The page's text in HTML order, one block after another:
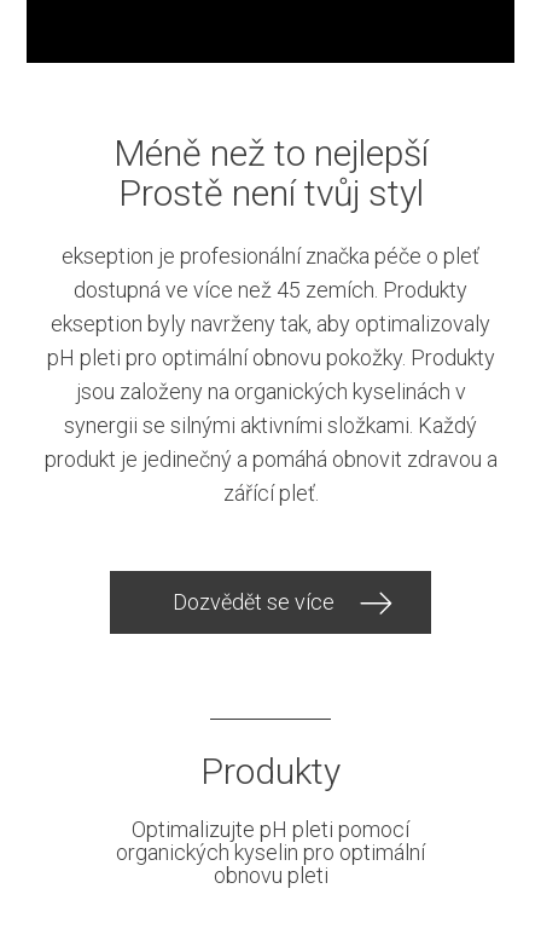
Méně než to nejlepší
Prostě není tvůj styl
ekseption je profesionální značka péče o pleť
dostupná ve více než 45 zemích. Produkty
ekseption byly navrženy tak, aby optimalizovaly
pH pleti pro optimální obnovu pokožky. Produkty
jsou založeny na organických kyselinách v
synergii se silnými aktivními složkami. Každý
produkt je jedinečný a pomáhá obnovit zdravou a
zářící pleť.
Dozvědět se více
Produkty
Optimalizujte pH pleti pomocí
organických kyselin pro optimální
obnovu pleti